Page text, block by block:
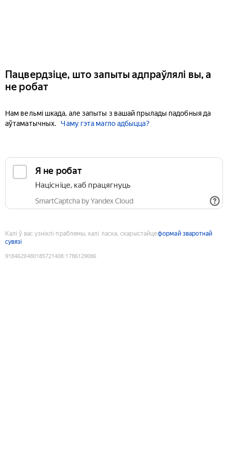
Пацвердзіце, што запыты адпраўлялі вы, а
не робат
Нам вельмі шкада, але запыты з вашай прылады падобныя да
аўтаматычных.
Чаму гэта магло адбыцца?
Я не робат
Націсніце, каб працягнуць
SmartCaptcha by Yandex Cloud
Калі ў вас узніклі праблемы, калі ласка, скарыстайцеформай зваротнай
сувязі
9184629480185721408:1786129086